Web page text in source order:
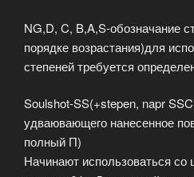
NG,D, C, B,A,S-обозначание
порядке возрастания)для
степеней требуется
Soulshot-SS(+stepen, napr
удваювающего нанесенное
полный П)
Начинают использоваться со